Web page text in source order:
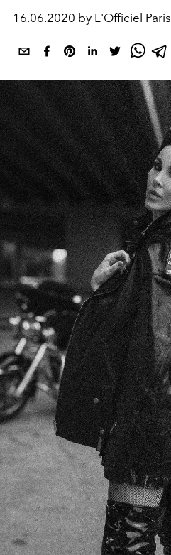
16.06.2020 by L'Officiel Paris